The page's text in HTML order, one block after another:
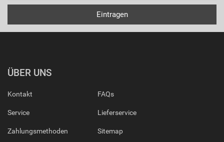
ÜBER UNS
Kontakt
Service
Zahlungsmethoden
FAQs
Lieferservice
Sitemap